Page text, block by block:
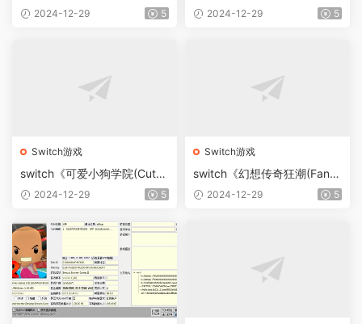
录(Hyrule Warriors AOC)》
2024-12-29 5
录(Hyrule Warriors AOC)》
2024-12-29 5
Switch游戏
switch《可爱小狗学院(Cute
Puppy Academy)》[NSZ]美
2024-12-29 5
Switch游戏
switch《幻想传奇狂潮(Fanta
sy Saga Frenzy)》[NSZ]美
2024-12-29 5